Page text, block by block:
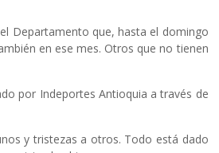
Departamento que, hasta el domingo
en ese mes. Otros que no tienen
por Indeportes Antioquia a través de
y tristezas a otros. Todo está dado